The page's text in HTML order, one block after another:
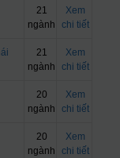
21
ngành
Xem
chi tiết
21
ngành
Xem
chi tiết
20
ngành
Xem
chi tiết
20
ngành
Xem
chi tiết